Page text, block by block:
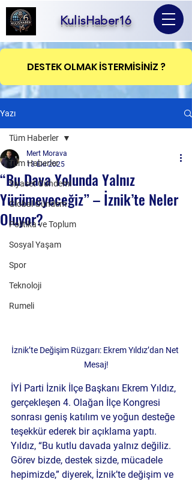
KulisHaber16
DESTEK OLMAK İSTERMİSİNİZ ?
Yazı
Tüm Haberler
Siyaset Gündemi
Global Gündem
Politika ve Toplum
Sosyal Yaşam
Spor
Teknoloji
Rumeli
Tüm Haberler
“Bu Dava Yolunda Yalnız
Yürümeyeceğiz” – İznik’te Neler
Oluyor?
Mert Morava
13 Eki 2025
İznik’te Değişim Rüzgarı: Ekrem Yıldız’dan Net
Mesaj!
İYİ Parti İznik İlçe Başkanı Ekrem Yıldız,
gerçekleşen 4. Olağan İlçe Kongresi
sonrası geniş katılım ve yoğun desteğe
teşekkür ederek bir açıklama yaptı.
Yıldız, “Bu kutlu davada yalnız değiliz.
Görev bizde, destek sizde, mücadele
hepimizde,” diyerek, İznik’te değişim ve